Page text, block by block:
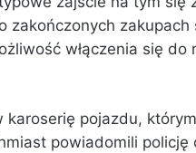
zakończonych
włączenia się do
pojazdu,
powiadomili policję